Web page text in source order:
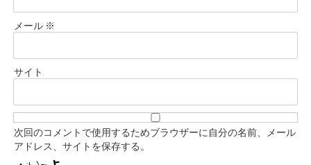
メール ※
サイト
次回のコメントで使用するためブラウザーに自分の名前、メール
アドレス、サイトを保存する。